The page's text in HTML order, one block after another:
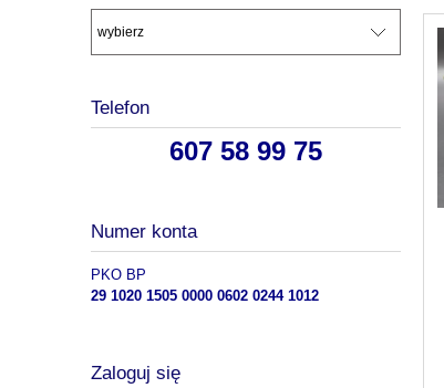
Telefon
607 58 99 75
Numer konta
PKO BP
29 1020 1505 0000 0602 0244 1012
Zaloguj się